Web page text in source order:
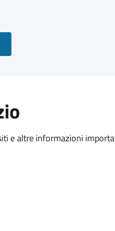
e altre informazioni